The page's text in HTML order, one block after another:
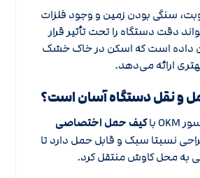
سنگی بودن زمین و وجود فلزات
دقت دستگاه را تحت تأثیر قرار
داده است که اسکن در خاک خشک
ارائه می‌دهد.
کیف حمل اختصاصی
نسبتا سبک و قابل حمل دارد تا
به محل کاوش منتقل کرد.